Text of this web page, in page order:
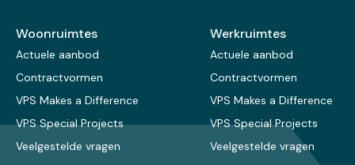
Woonruimtes
Actuele aanbod
Contractvormen
VPS Makes a Difference
VPS Special Projects
Veelgestelde vragen
Werkruimtes
Actuele aanbod
Contractvormen
VPS Makes a Difference
VPS Special Projects
Veelgestelde vragen